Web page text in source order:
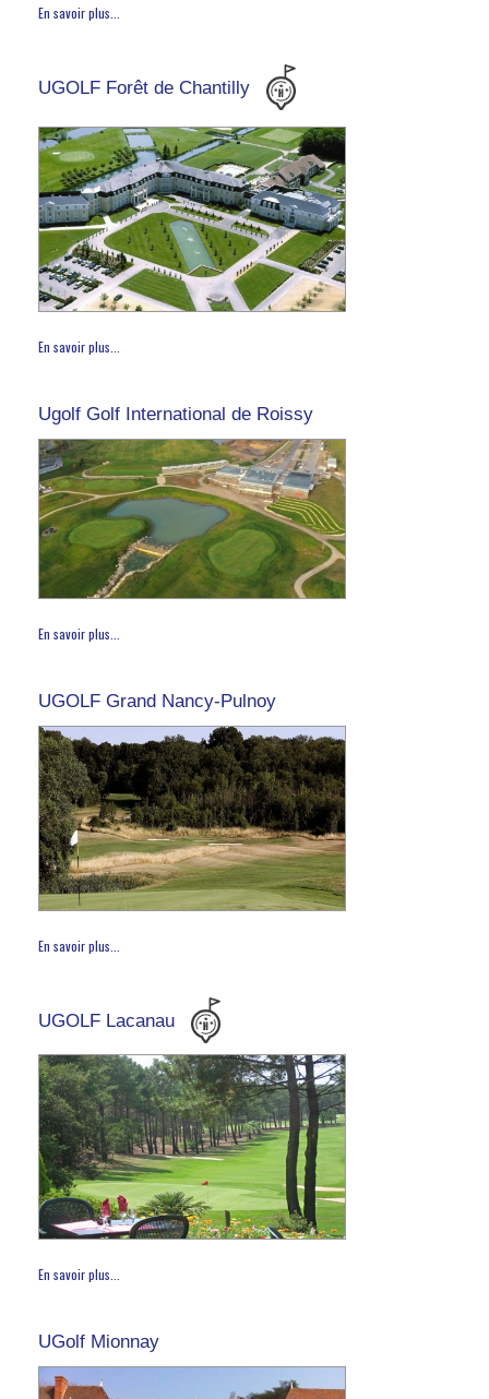
En savoir plus...
UGOLF Forêt de Chantilly
En savoir plus...
Ugolf Golf International de Roissy
En savoir plus...
UGOLF Grand Nancy-Pulnoy
En savoir plus...
UGOLF Lacanau
En savoir plus...
UGolf Mionnay